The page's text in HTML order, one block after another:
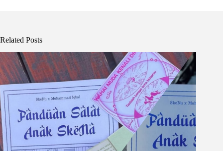
Related Posts